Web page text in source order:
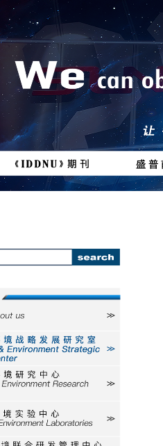
按钮
关于盛普
研究室
研究中心
实验中心
111111